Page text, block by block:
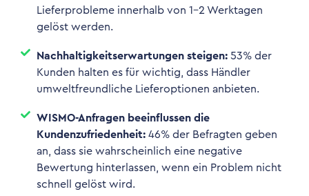
Lieferprobleme innerhalb von 1-2 Werktagen
gelöst werden.
Nachhaltigkeitserwartungen steigen:53% der
Kunden halten es für wichtig, dass Händler
umweltfreundliche Lieferoptionen anbieten.
WISMO-Anfragen beeinflussen die
Kundenzufriedenheit:46% der Befragten geben
an, dass sie wahrscheinlich eine negative
Bewertung hinterlassen, wenn ein Problem nicht
schnell gelöst wird.